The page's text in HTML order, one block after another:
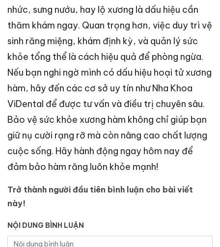
nhức, sưng nướu, hay lộ xương là dấu hiệu cần
thăm khám ngay. Quan trọng hơn, việc duy trì vệ
sinh răng miệng, khám định kỳ, và quản lý sức
khỏe tổng thể là cách hiệu quả để phòng ngừa.
Nếu bạn nghi ngờ mình có dấu hiệu hoại tử xương
hàm, hãy đến các cơ sở uy tín như Nha Khoa
ViDental để được tư vấn và điều trị chuyên sâu.
Bảo vệ sức khỏe xương hàm không chỉ giúp bạn
giữ nụ cười rạng rỡ mà còn nâng cao chất lượng
cuộc sống. Hãy hành động ngay hôm nay để
đảm bảo hàm răng luôn khỏe mạnh!
Trở thành người đầu tiên bình luận cho bài viết
này!
NỘI DUNG BÌNH LUẬN